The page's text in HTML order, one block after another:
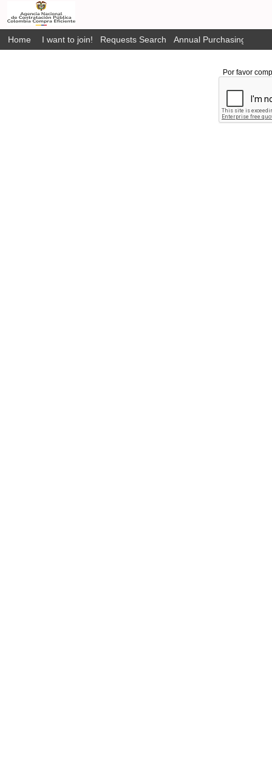
Home I want to join! Requests Search Annual Purchasing Plan
Por favor